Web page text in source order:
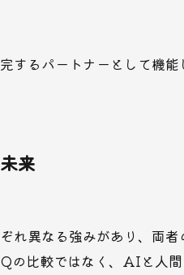
するパートナーとして機
来
れ異なる強みがあり、両
の比較ではなく、AIと人